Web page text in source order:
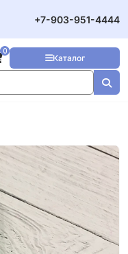
+7-903-951-4444
Каталог
0